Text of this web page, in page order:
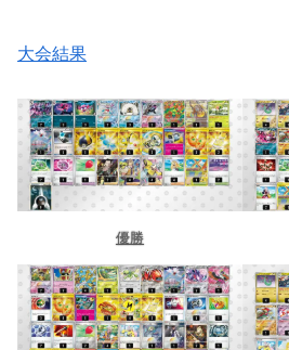
大会結果
優勝